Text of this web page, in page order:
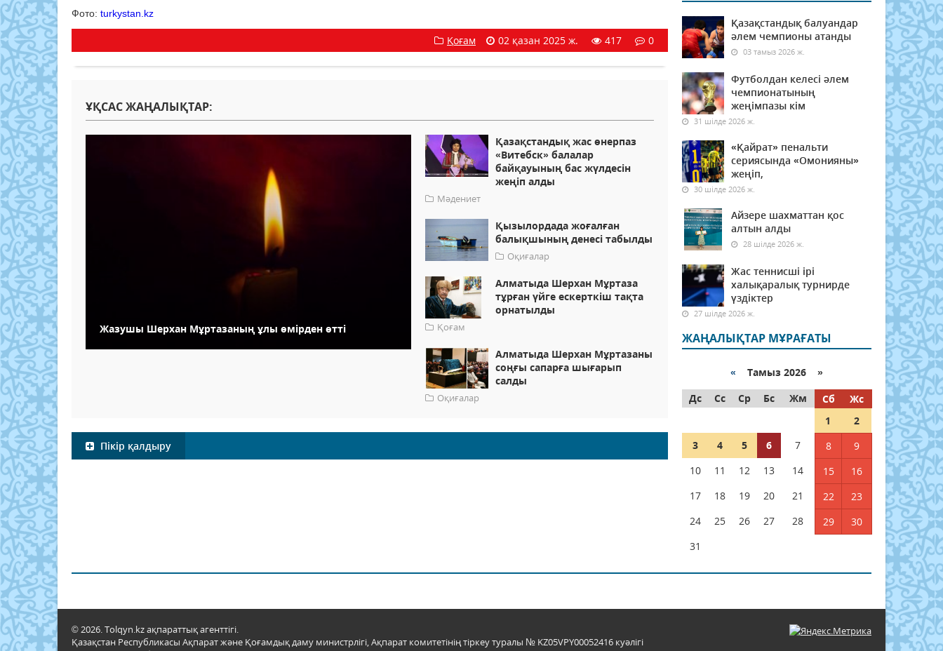
Фото: turkystan.kz
Қоғам 02 қазан 2025 ж. 417 0
ҰҚСАС ЖАҢАЛЫҚТАР:
Жазушы Шерхан Мұртазаның ұлы өмірден өтті
Қазақстандық жас өнерпаз
«Витебск» балалар
байқауының бас жүлдесін
жеңіп алды
Мәдениет
Қызылордада жоғалған
балықшының денесі табылды
Оқиғалар
Алматыда Шерхан Мұртаза
тұрған үйге ескерткіш тақта
орнатылды
Қоғам
Алматыда Шерхан Мұртазаны
соңғы сапарға шығарып
салды
Оқиғалар
Пікір қалдыру
Қазақстандық балуандар
әлем чемпионы атанды
03 тамыз 2026 ж.
Футболдан келесі әлем
чемпионатының
жеңімпазы кім
31 шілде 2026 ж.
«Қайрат» пенальти
сериясында «Омонияны»
жеңіп,
30 шілде 2026 ж.
Айзере шахматтан қос
алтын алды
28 шілде 2026 ж.
Жас теннисші ірі
халықаралық турнирде
үздіктер
27 шілде 2026 ж.
ЖАҢАЛЫҚТАР МҰРАҒАТЫ
« Тамыз 2026 »
Дс
Сс Ср Бс Жм Сб
Жс
1
2
3
4 5 6 7 8
9
10
11 12 13 14 15
16
17
18 19 20 21 22
23
24
25 26 27 28 29
30
31
© 2026. Tolqyn.kz ақпараттық агенттігі.
Қазақстан Республикасы Ақпарат және Қоғамдық даму министрлігі, Ақпарат комитетінің тіркеу туралы № KZ05VPY00052416 куәлігі